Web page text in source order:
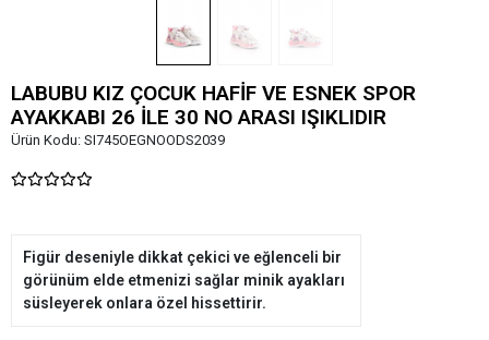
LABUBU KIZ ÇOCUK HAFİF VE ESNEK SPOR
AYAKKABI 26 İLE 30 NO ARASI IŞIKLIDIR
Ürün Kodu: SI745OEGNOODS2039
Figür deseniyle dikkat çekici ve eğlenceli bir
görünüm elde etmenizi sağlar minik ayakları
süsleyerek onlara özel hissettirir.